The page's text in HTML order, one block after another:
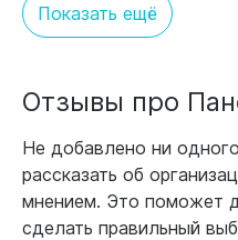
Показать ещё
Отзывы про
Не добавлено ни
рассказать об
мнением. Это поможет
сделать правильный